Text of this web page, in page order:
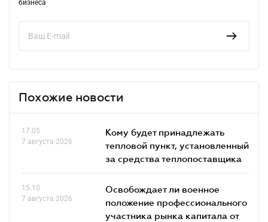
бизнеса
Похожие новости
17.05
7 августа 2026
Кому будет принадлежать
тепловой пункт, установленный
за средства теплопоставщика
15.10
7 августа 2026
Освобождает ли военное
положение профессионального
участника рынка капитала от